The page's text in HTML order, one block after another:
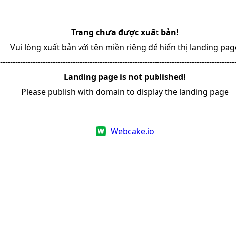
Trang chưa được xuất bản!
Vui lòng xuất bản với tên miền riêng để hiển thị landing
Landing page is not published!
Please publish with domain to display the landing page
Webcake.io